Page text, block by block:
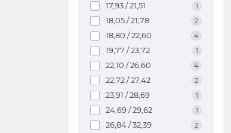
17,93 / 21,51 1
18,05 / 21,78 2
18,80 / 22,60 4
19,77 / 23,72 1
22,10 / 26,60 4
22,72 / 27,42 2
23,91 / 28,69 1
24,69 / 29,62 1
26,84 / 32,39 2